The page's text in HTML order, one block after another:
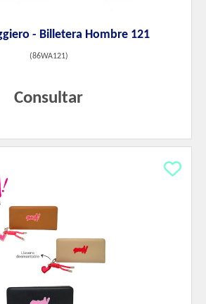
- Billetera Hombre 121
(86WA121)
Consultar